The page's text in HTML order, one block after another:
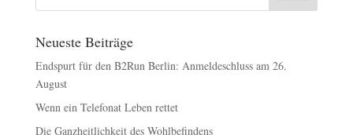
Neueste Beiträge
Endspurt für den B2Run Berlin: Anmeldeschluss am 26.
August
Wenn ein Telefonat Leben rettet
Die Ganzheitlichkeit des Wohlbefindens